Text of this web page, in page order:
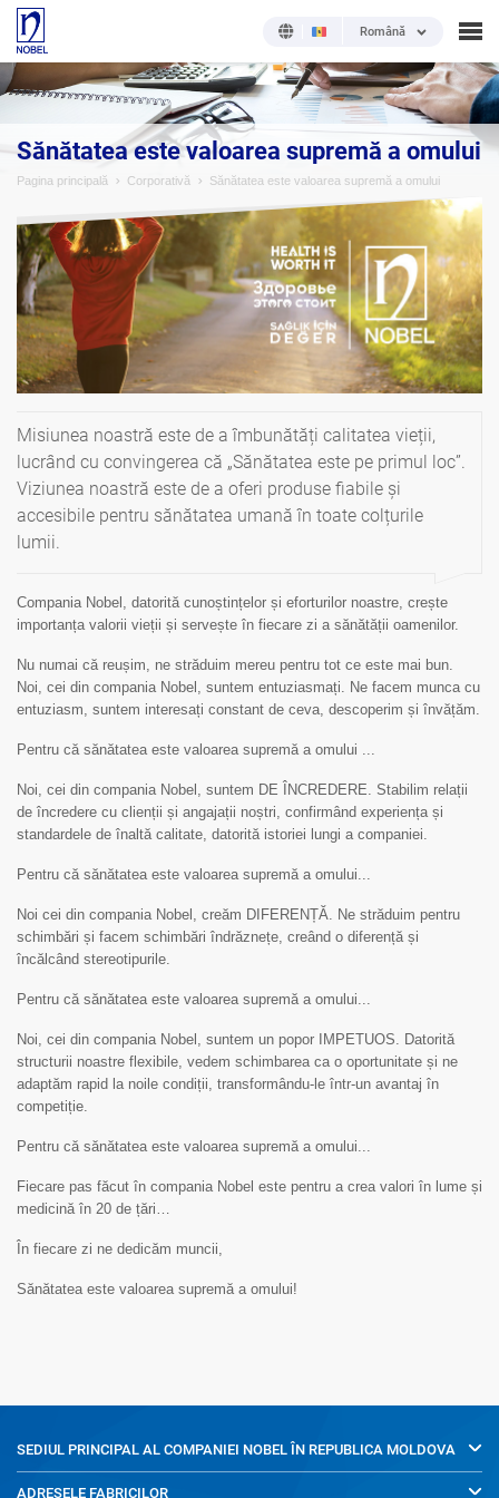
Română
Sănătatea este valoarea supremă a omului
Pagina principală Corporativă Sănătatea este valoarea supremă a omului
Misiunea noastră este de a îmbunătăți calitatea vieții,
lucrând cu convingerea că „Sănătatea este pe primul loc”.
Viziunea noastră este de a oferi produse fiabile și
accesibile pentru sănătatea umană în toate colțurile
lumii.
Compania Nobel, datorită cunoștințelor și eforturilor noastre, crește
importanța valorii vieții și servește în fiecare zi a sănătății oamenilor.
Nu numai că reușim, ne străduim mereu pentru tot ce este mai bun.
Noi, cei din compania Nobel, suntem entuziasmați. Ne facem munca cu
entuziasm, suntem interesați constant de ceva, descoperim și învățăm.
Pentru că sănătatea este valoarea supremă a omului ...
Noi, cei din compania Nobel, suntem DE ÎNCREDERE. Stabilim relații
de încredere cu clienții și angajații noștri, confirmând experiența și
standardele de înaltă calitate, datorită istoriei lungi a companiei.
Pentru că sănătatea este valoarea supremă a omului...
Noi cei din compania Nobel, creăm DIFERENȚĂ. Ne străduim pentru
schimbări și facem schimbări îndrăznețe, creând o diferență și
încălcând stereotipurile.
Pentru că sănătatea este valoarea supremă a omului...
Noi, cei din compania Nobel, suntem un popor IMPETUOS. Datorită
structurii noastre flexibile, vedem schimbarea ca o oportunitate și ne
adaptăm rapid la noile condiții, transformându-le într-un avantaj în
competiție.
Pentru că sănătatea este valoarea supremă a omului...
Fiecare pas făcut în compania Nobel este pentru a crea valori în lume și
medicină în 20 de țări…
În fiecare zi ne dedicăm muncii,
Sănătatea este valoarea supremă a omului!
SEDIUL PRINCIPAL AL COMPANIEI NOBEL ÎN REPUBLICA MOLDOVA
ADRESELE FABRICILOR